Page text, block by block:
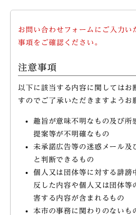
お問い合わせフォームにご入力い
事項をご確認ください。
注意事項
以下に該当する内容に関してはお
すのでご了承いただきますようお
趣旨が意味不明なもの及び所
提案等が不明確なもの
未承諾広告等の迷惑メール及
と判断できるもの
個人又は団体等に対する誹謗
反した内容や個人又は団体等
害する内容が含まれるもの
本市の事務に関わりのないも